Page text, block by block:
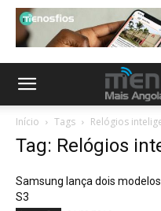
Início Tags Relógios
Tag: Relógios
Samsung lança dois
S3